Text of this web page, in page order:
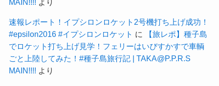
MAIN!!!! より
速報レポート！イプシロンロケット2号機打ち上げ成功！
#epsilon2016 #イプシロンロケット に
【旅レポ】種子島
でロケット打ち上げ見学！フェリーはいびすかすで車輌
ごと上陸してみた！#種子島旅行記 | TAKA@P.P.R.S
MAIN!!!! より